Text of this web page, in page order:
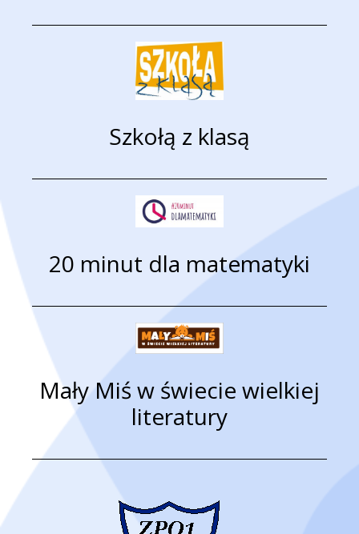
Szkołą z klasą
20 minut dla matematyki
Mały Miś w świecie wielkiej
literatury